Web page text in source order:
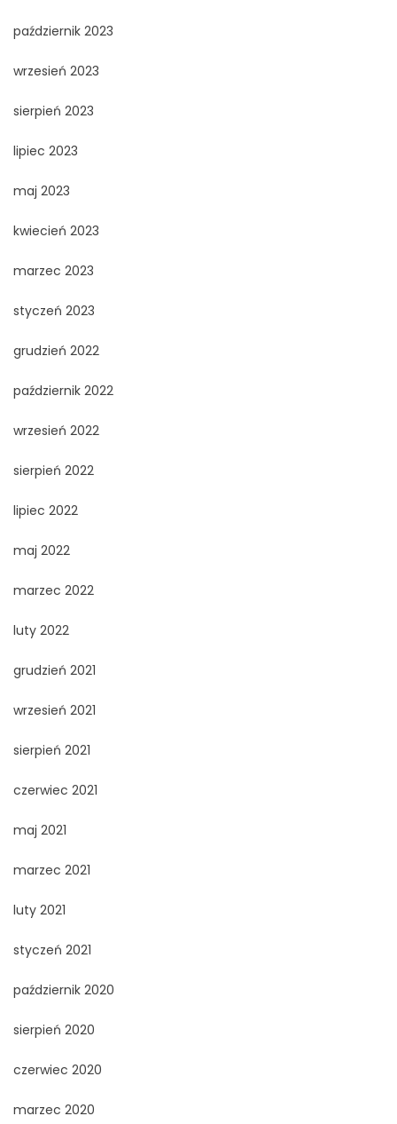
październik 2023
wrzesień 2023
sierpień 2023
lipiec 2023
maj 2023
kwiecień 2023
marzec 2023
styczeń 2023
grudzień 2022
październik 2022
wrzesień 2022
sierpień 2022
lipiec 2022
maj 2022
marzec 2022
luty 2022
grudzień 2021
wrzesień 2021
sierpień 2021
czerwiec 2021
maj 2021
marzec 2021
luty 2021
styczeń 2021
październik 2020
sierpień 2020
czerwiec 2020
marzec 2020